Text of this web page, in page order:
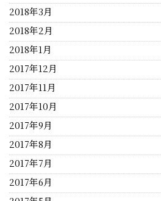
2018年3月
2018年2月
2018年1月
2017年12月
2017年11月
2017年10月
2017年9月
2017年8月
2017年7月
2017年6月